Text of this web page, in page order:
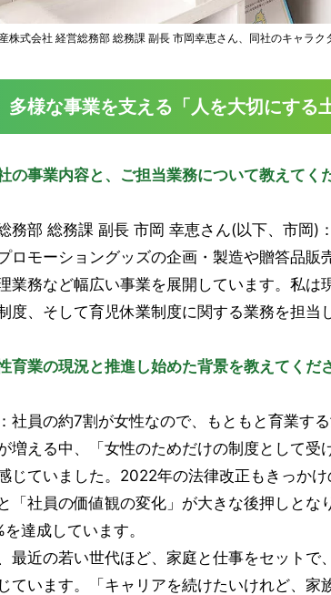
株式会社 経営総務部 総務課 副長 市岡幸恵さん、同社のキャラク
多様な事業を支える「人を大切にする
の事業内容と、ご担当業務について教えてく
務部 総務課 副長 市岡 幸恵さん(以下、市岡)
ロモーショングッズの企画・製造や贈答品販
業務など幅広い事業を展開しています。私は
度、そして育児休業制度に関する業務を担当
育業の現況と推進し始めた背景を教えてくだ
社員の約7割が女性なので、もともと育業す
増える中、「女性のためだけの制度として
じていました。2022年の法律改正もきっか
「社員の価値観の変化」が大きな後押しと
を達成しています。
最近の若い世代ほど、家庭と仕事をセット
ています。「キャリアを続けたいけれど、